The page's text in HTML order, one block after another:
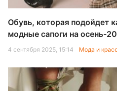
Обувь, которая подойдет
модные сапоги на осень-
4 сентября 2025, 15:14 Мода и